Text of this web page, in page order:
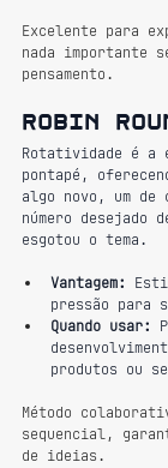
Excelente para
nada importante
pensamento.
Robin
Rotatividade é a
pontapé,
algo novo, um
número
esgotou o tema.
Vantagem:
pressão para
Quando usar:
produtos ou
Método
sequencial,
de ideias.